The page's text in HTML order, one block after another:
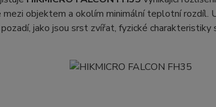
objektem a okolím minimální teplotní rozdíl.
jako jsou srst zvířat, fyzické charakteristiky